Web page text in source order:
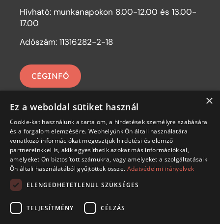
Hívható: munkanapokon 8.00-12.00 és 13.00-
17.00
Adószám: 11316282-2-18
CÉGINFÓ
×
Ez a weboldal sütiket használ
Cookie-kat használunk a tartalom, a hirdetések személyre szabására
és a forgalom elemzésére. Webhelyünk Ön általi használatára
vonatkozó információkat megosztjuk hirdetési és elemző
partnereinkkel is, akik egyesíthetik azokat más információkkal,
amelyeket Ön biztosított számukra, vagy amelyeket a szolgáltatásaik
Ön általi használatából gyűjtöttek össze. Adatvédelmi irányelvek
ELENGEDHETETLENÜL SZÜKSÉGES
TELJESÍTMÉNY CÉLZÁS